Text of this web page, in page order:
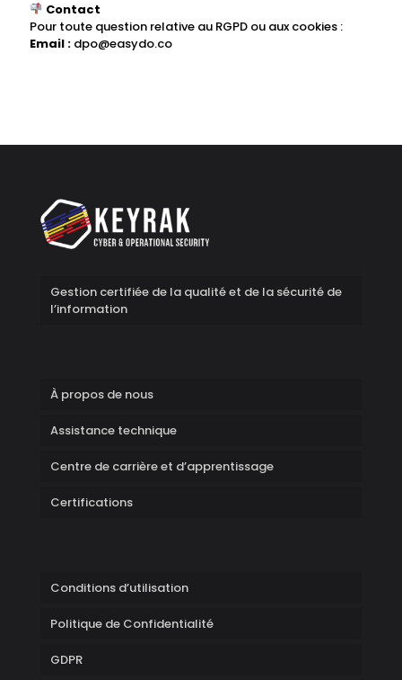
Contact
Pour toute question relative au RGPD ou aux cookies :
Email : dpo@easydo.co
Gestion certifiée de la qualité et de la sécurité de
l’information
À propos de nous
Assistance technique
Centre de carrière et d’apprentissage
Certifications
Conditions d’utilisation
Politique de Confidentialité
GDPR